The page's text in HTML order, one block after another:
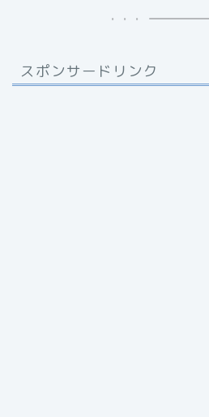
スポンサードリンク